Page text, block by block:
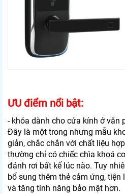
ƯU điểm nổi bật:
- khóa dành cho cửa kính ở văn
Đây là một trong nhưng mẫu
giản, chắc chắn với chất liệu
thường chỉ có chiếc chìa khoá
đánh rơi bất kể lúc nào. Tuy
bổ sung thêm thẻ cảm ứng, tiện
và tăng tính năng bảo mật hơn.